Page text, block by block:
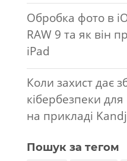
Обробка фото в
RAW 9 та як він
iPad
Коли захист дає
кібербезпеки
на прикладі
Пошук за тегом